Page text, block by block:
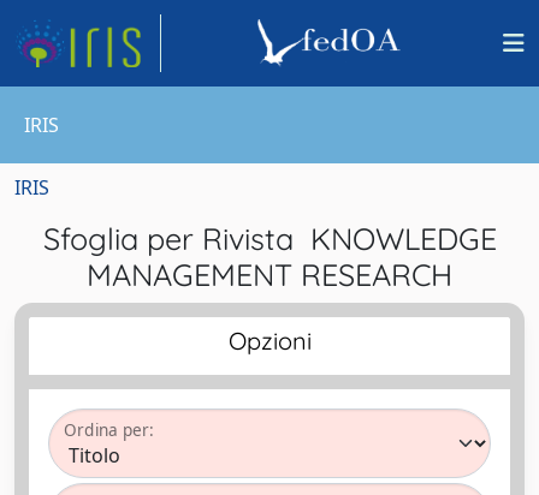
IRIS
IRIS
Sfoglia per Rivista KNOWLEDGE
MANAGEMENT RESEARCH
Opzioni
Ordina per: